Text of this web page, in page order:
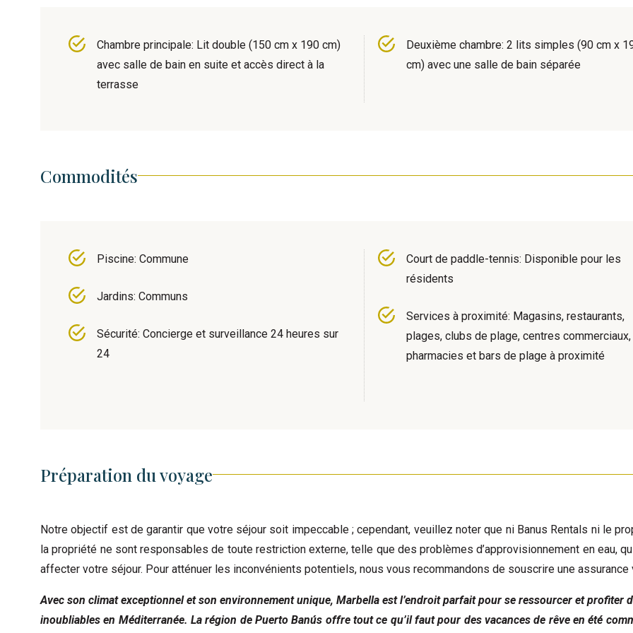
Chambre principale: Lit double (150 cm x 190 cm)
avec salle de bain en suite et accès direct à la
terrasse
Deuxième chambre: 2 lits simples (90 cm x
cm) avec une salle de bain séparée
Commodités
Piscine: Commune
Jardins: Communs
Sécurité: Concierge et surveillance 24 heures sur
24
Court de paddle-tennis: Disponible pour les
résidents
Services à proximité: Magasins, restaurants,
plages, clubs de plage, centres commerciaux,
pharmacies et bars de plage à proximité
Préparation du voyage
Notre objectif est de garantir que votre séjour soit impeccable ; cependant, veuillez noter que ni Banus Rentals ni le
la propriété ne sont responsables de toute restriction externe, telle que des problèmes d’approvisionnement en eau,
affecter votre séjour. Pour atténuer les inconvénients potentiels, nous vous recommandons de souscrire une assurance
Avec son climat exceptionnel et son environnement unique, Marbella est l’endroit parfait pour se ressourcer et profiter
inoubliables en Méditerranée. La région de Puerto Banús offre tout ce qu’il faut pour des vacances de rêve en été